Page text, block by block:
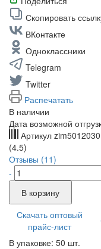
Скопировать
ВКонтакте
Одноклассники
Telegram
Twitter
Распечатать
В наличии
Дата возможной
Артикул zim5012030
(4.5)
Отзывы (11)
-
В корзину
Скачать оптовый
прайс-лист
В упаковке: 50 шт.